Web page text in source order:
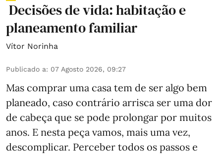
Decisões de vida: habitação e
planeamento familiar
Vítor Norinha
Publicado a: 07 Agosto 2026, 09:27
Mas comprar uma casa tem de ser algo bem
planeado, caso contrário arrisca ser uma dor
de cabeça que se pode prolongar por muitos
anos. E nesta peça vamos, mais uma vez,
descomplicar. Perceber todos os passos e